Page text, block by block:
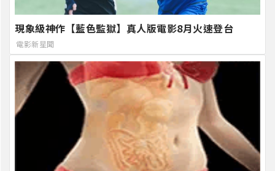
現象級神作【藍色監獄】真人版電影8月火速登台
電影新星聞